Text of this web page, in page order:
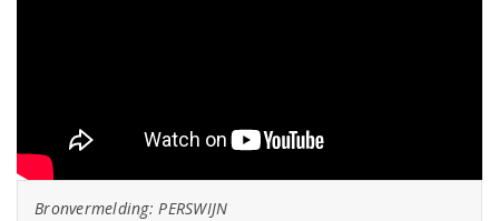
Bronvermelding: PERSWIJN